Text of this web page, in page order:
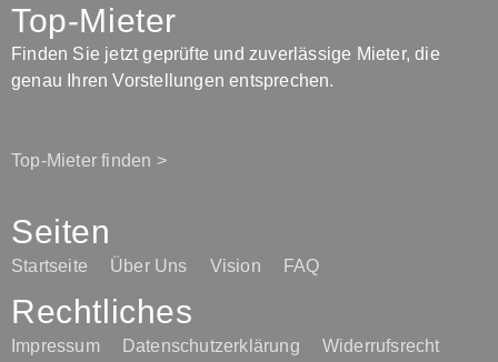
Top-Mieter
Finden Sie jetzt geprüfte und zuverlässige Mieter, die
genau Ihren Vorstellungen entsprechen.
Top-Mieter finden >
Seiten
Startseite Über Uns Vision FAQ
Rechtliches
Impressum Datenschutzerklärung Widerrufsrecht